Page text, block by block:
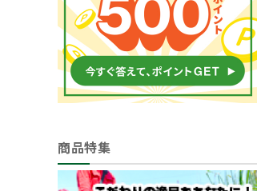
商品特集